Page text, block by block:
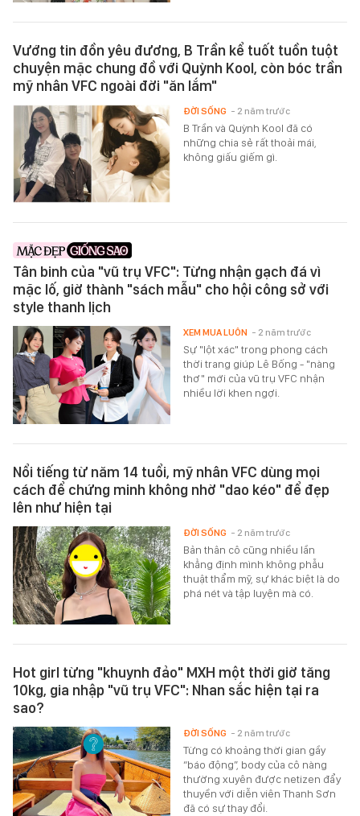
Vướng tin đồn yêu đương, B Trần kể tuốt tuồn tuột
chuyện mặc chung đồ với Quỳnh Kool, còn bóc trần
mỹ nhân VFC ngoài đời "ăn lắm"
B Trần và Quỳnh Kool đã có
những chia sẻ rất thoải mái,
không giấu giếm gì.
ĐỜI SỐNG - 2 năm trước
Tân binh của "vũ trụ VFC": Từng nhận gạch đá vì
mặc lố, giờ thành "sách mẫu" cho hội công sở với
style thanh lịch
Sự "lột xác" trong phong cách
thời trang giúp Lê Bống - "nàng
thơ" mới của vũ trụ VFC nhận
nhiều lời khen ngợi.
XEM MUA LUÔN - 2 năm trước
Nổi tiếng từ năm 14 tuổi, mỹ nhân VFC dùng mọi
cách để chứng minh không nhờ "dao kéo" để đẹp
lên như hiện tại
Bản thân cô cũng nhiều lần
khẳng định mình không phẫu
thuật thẩm mỹ, sự khác biệt là do
phá nét và tập luyện mà có.
ĐỜI SỐNG - 2 năm trước
Hot girl từng "khuynh đảo" MXH một thời giờ tăng
10kg, gia nhập "vũ trụ VFC": Nhan sắc hiện tại ra
sao?
Từng có khoảng thời gian gầy
“báo động”, body của cô nàng
thường xuyên được netizen đẩy
thuyền với diễn viên Thanh Sơn
đã có sự thay đổi.
ĐỜI SỐNG - 2 năm trước